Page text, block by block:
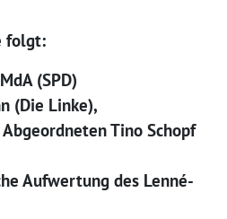
folgt:
(SPD)
(Die Linke),
Tino Schopf
Aufwertung des Lenné-